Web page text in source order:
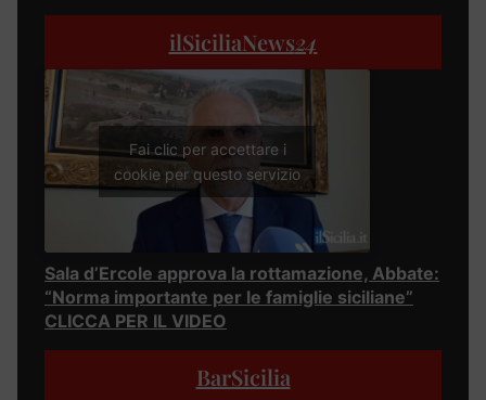
ilSiciliaNews24
Fai clic per accettare i
cookie per questo servizio
Sala d’Ercole approva la rottamazione, Abbate:
“Norma importante per le famiglie siciliane”
CLICCA PER IL VIDEO
BarSicilia